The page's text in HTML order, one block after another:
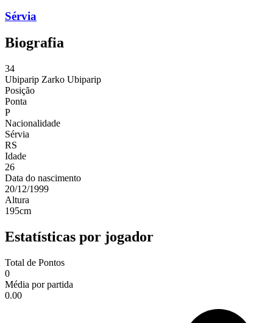
Sérvia
Biografia
34
Ubiparip Zarko Ubiparip
Posição
Ponta
P
Nacionalidade
Sérvia
RS
Idade
26
Data do nascimento
20/12/1999
Altura
195cm
Estatísticas por jogador
Total de Pontos
0
Média por partida
0.00